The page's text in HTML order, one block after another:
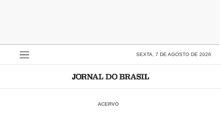
SEXTA, 7 DE AGOSTO DE 2026
ACERVO